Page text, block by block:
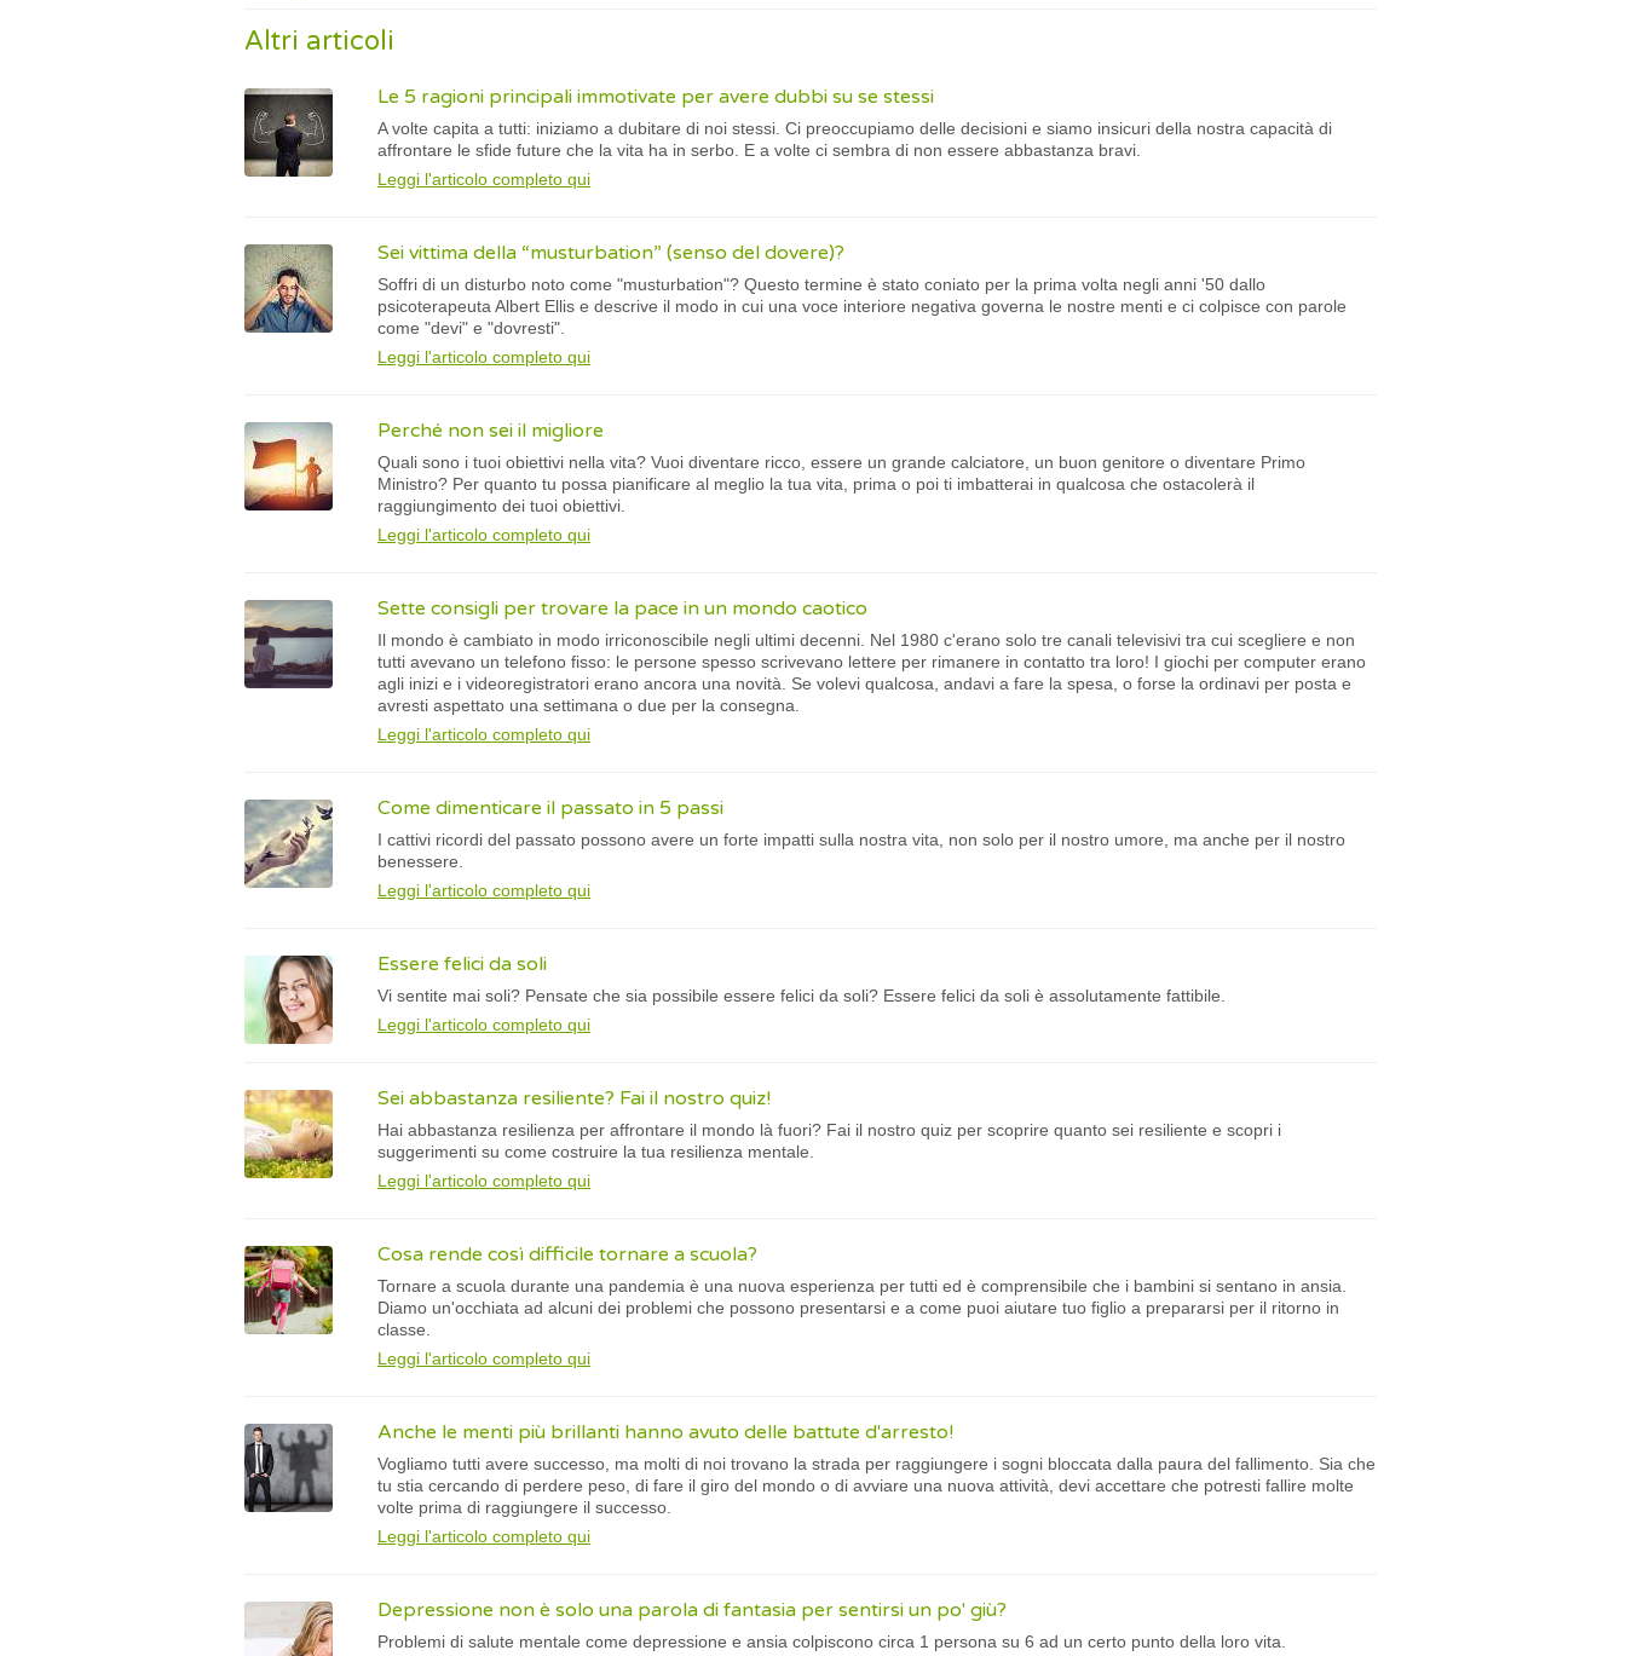
Altri articoli
Le 5 ragioni principali immotivate per avere dubbi su se stessi
A volte capita a tutti: iniziamo a dubitare di noi stessi. Ci preoccupiamo delle decisioni e siamo insicuri della nostra capacità di
affrontare le sfide future che la vita ha in serbo. E a volte ci sembra di non essere abbastanza bravi.
Leggi l'articolo completo qui
Sei vittima della “musturbation” (senso del dovere)?
Soffri di un disturbo noto come "musturbation"? Questo termine è stato coniato per la prima volta negli anni '50 dallo
psicoterapeuta Albert Ellis e descrive il modo in cui una voce interiore negativa governa le nostre menti e ci colpisce con parole
come "devi" e "dovresti".
Leggi l'articolo completo qui
Perché non sei il migliore
Quali sono i tuoi obiettivi nella vita? Vuoi diventare ricco, essere un grande calciatore, un buon genitore o diventare Primo
Ministro? Per quanto tu possa pianificare al meglio la tua vita, prima o poi ti imbatterai in qualcosa che ostacolerà il
raggiungimento dei tuoi obiettivi.
Leggi l'articolo completo qui
Sette consigli per trovare la pace in un mondo caotico
Il mondo è cambiato in modo irriconoscibile negli ultimi decenni. Nel 1980 c'erano solo tre canali televisivi tra cui scegliere e non
tutti avevano un telefono fisso: le persone spesso scrivevano lettere per rimanere in contatto tra loro! I giochi per computer erano
agli inizi e i videoregistratori erano ancora una novità. Se volevi qualcosa, andavi a fare la spesa, o forse la ordinavi per posta e
avresti aspettato una settimana o due per la consegna.
Leggi l'articolo completo qui
Come dimenticare il passato in 5 passi
I cattivi ricordi del passato possono avere un forte impatti sulla nostra vita, non solo per il nostro umore, ma anche per il nostro
benessere.
Leggi l'articolo completo qui
Essere felici da soli
Vi sentite mai soli? Pensate che sia possibile essere felici da soli? Essere felici da soli è assolutamente fattibile.
Leggi l'articolo completo qui
Sei abbastanza resiliente? Fai il nostro quiz!
Hai abbastanza resilienza per affrontare il mondo là fuori? Fai il nostro quiz per scoprire quanto sei resiliente e scopri i
suggerimenti su come costruire la tua resilienza mentale.
Leggi l'articolo completo qui
Cosa rende così difficile tornare a scuola?
Tornare a scuola durante una pandemia è una nuova esperienza per tutti ed è comprensibile che i bambini si sentano in ansia.
Diamo un'occhiata ad alcuni dei problemi che possono presentarsi e a come puoi aiutare tuo figlio a prepararsi per il ritorno in
classe.
Leggi l'articolo completo qui
Anche le menti più brillanti hanno avuto delle battute d'arresto!
Vogliamo tutti avere successo, ma molti di noi trovano la strada per raggiungere i sogni bloccata dalla paura del fallimento. Sia che
tu stia cercando di perdere peso, di fare il giro del mondo o di avviare una nuova attività, devi accettare che potresti fallire molte
volte prima di raggiungere il successo.
Leggi l'articolo completo qui
Depressione non è solo una parola di fantasia per sentirsi un po' giù?
Problemi di salute mentale come depressione e ansia colpiscono circa 1 persona su 6 ad un certo punto della loro vita.